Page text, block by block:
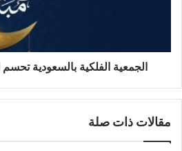
الجمعية الفلكية بالسعودية
مقالات ذات صلة